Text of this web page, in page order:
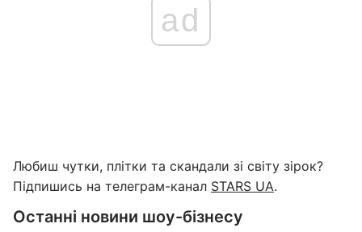
ad
Любиш чутки, плітки та скандали зі світу зірок?
Підпишись на телеграм-канал STARS UA.
Останні новини шоу-бізнесу